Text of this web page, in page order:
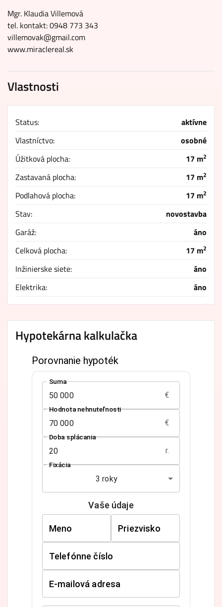
Mgr. Klaudia Villemová
tel. kontakt: 0948 773 343
villemovak@gmail.com
www.miraclereal.sk
Vlastnosti
Status:
aktívne
Vlastníctvo:
osobné
Úžitková plocha:
17 m2
Zastavaná plocha: 17 m2
Podlahová plocha: 17 m2
Stav:
novostavba
Garáž:
áno
Celková plocha:
17 m2
Inžinierske siete:
áno
Elektrika:
áno
Hypotekárna kalkulačka